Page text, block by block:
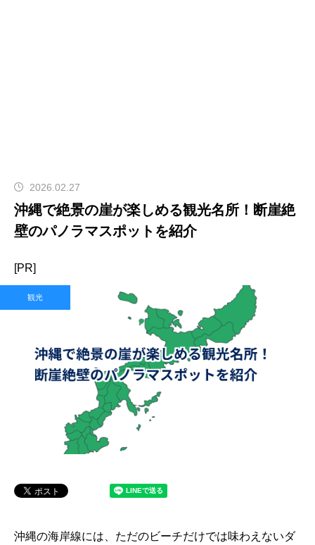
2026.02.27
沖縄で絶景の崖が楽しめる観光名所！断崖絶
壁のパノラマスポットを紹介
[PR]
観光
沖縄の海岸線には、ただのビーチだけでは味わえないダ